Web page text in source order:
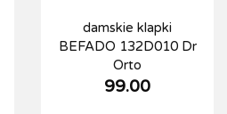
damskie klapki
BEFADO 132D010 Dr
Orto
99.00